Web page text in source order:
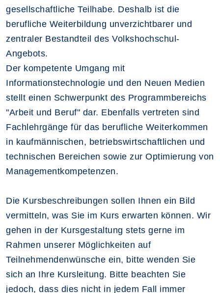
gesellschaftliche Teilhabe. Deshalb ist die
berufliche Weiterbildung unverzichtbarer und
zentraler Bestandteil des Volkshochschul-
Angebots.
Der kompetente Umgang mit
Informationstechnologie und den Neuen Medien
stellt einen Schwerpunkt des Programmbereichs
"Arbeit und Beruf" dar. Ebenfalls vertreten sind
Fachlehrgänge für das berufliche Weiterkommen
in kaufmännischen, betriebswirtschaftlichen und
technischen Bereichen sowie zur Optimierung von
Managementkompetenzen.
Die Kursbeschreibungen sollen Ihnen ein Bild
vermitteln, was Sie im Kurs erwarten können. Wir
gehen in der Kursgestaltung stets gerne im
Rahmen unserer Möglichkeiten auf
Teilnehmendenwünsche ein, bitte wenden Sie
sich an Ihre Kursleitung. Bitte beachten Sie
jedoch, dass dies nicht in jedem Fall immer